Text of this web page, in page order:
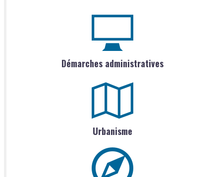
Démarches administratives
Urbanisme